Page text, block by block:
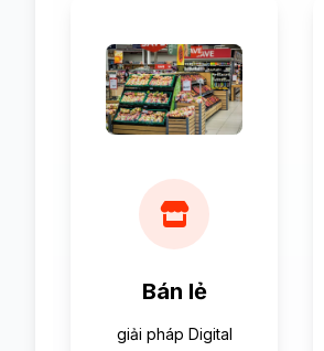
Bán lẻ
giải pháp Digital